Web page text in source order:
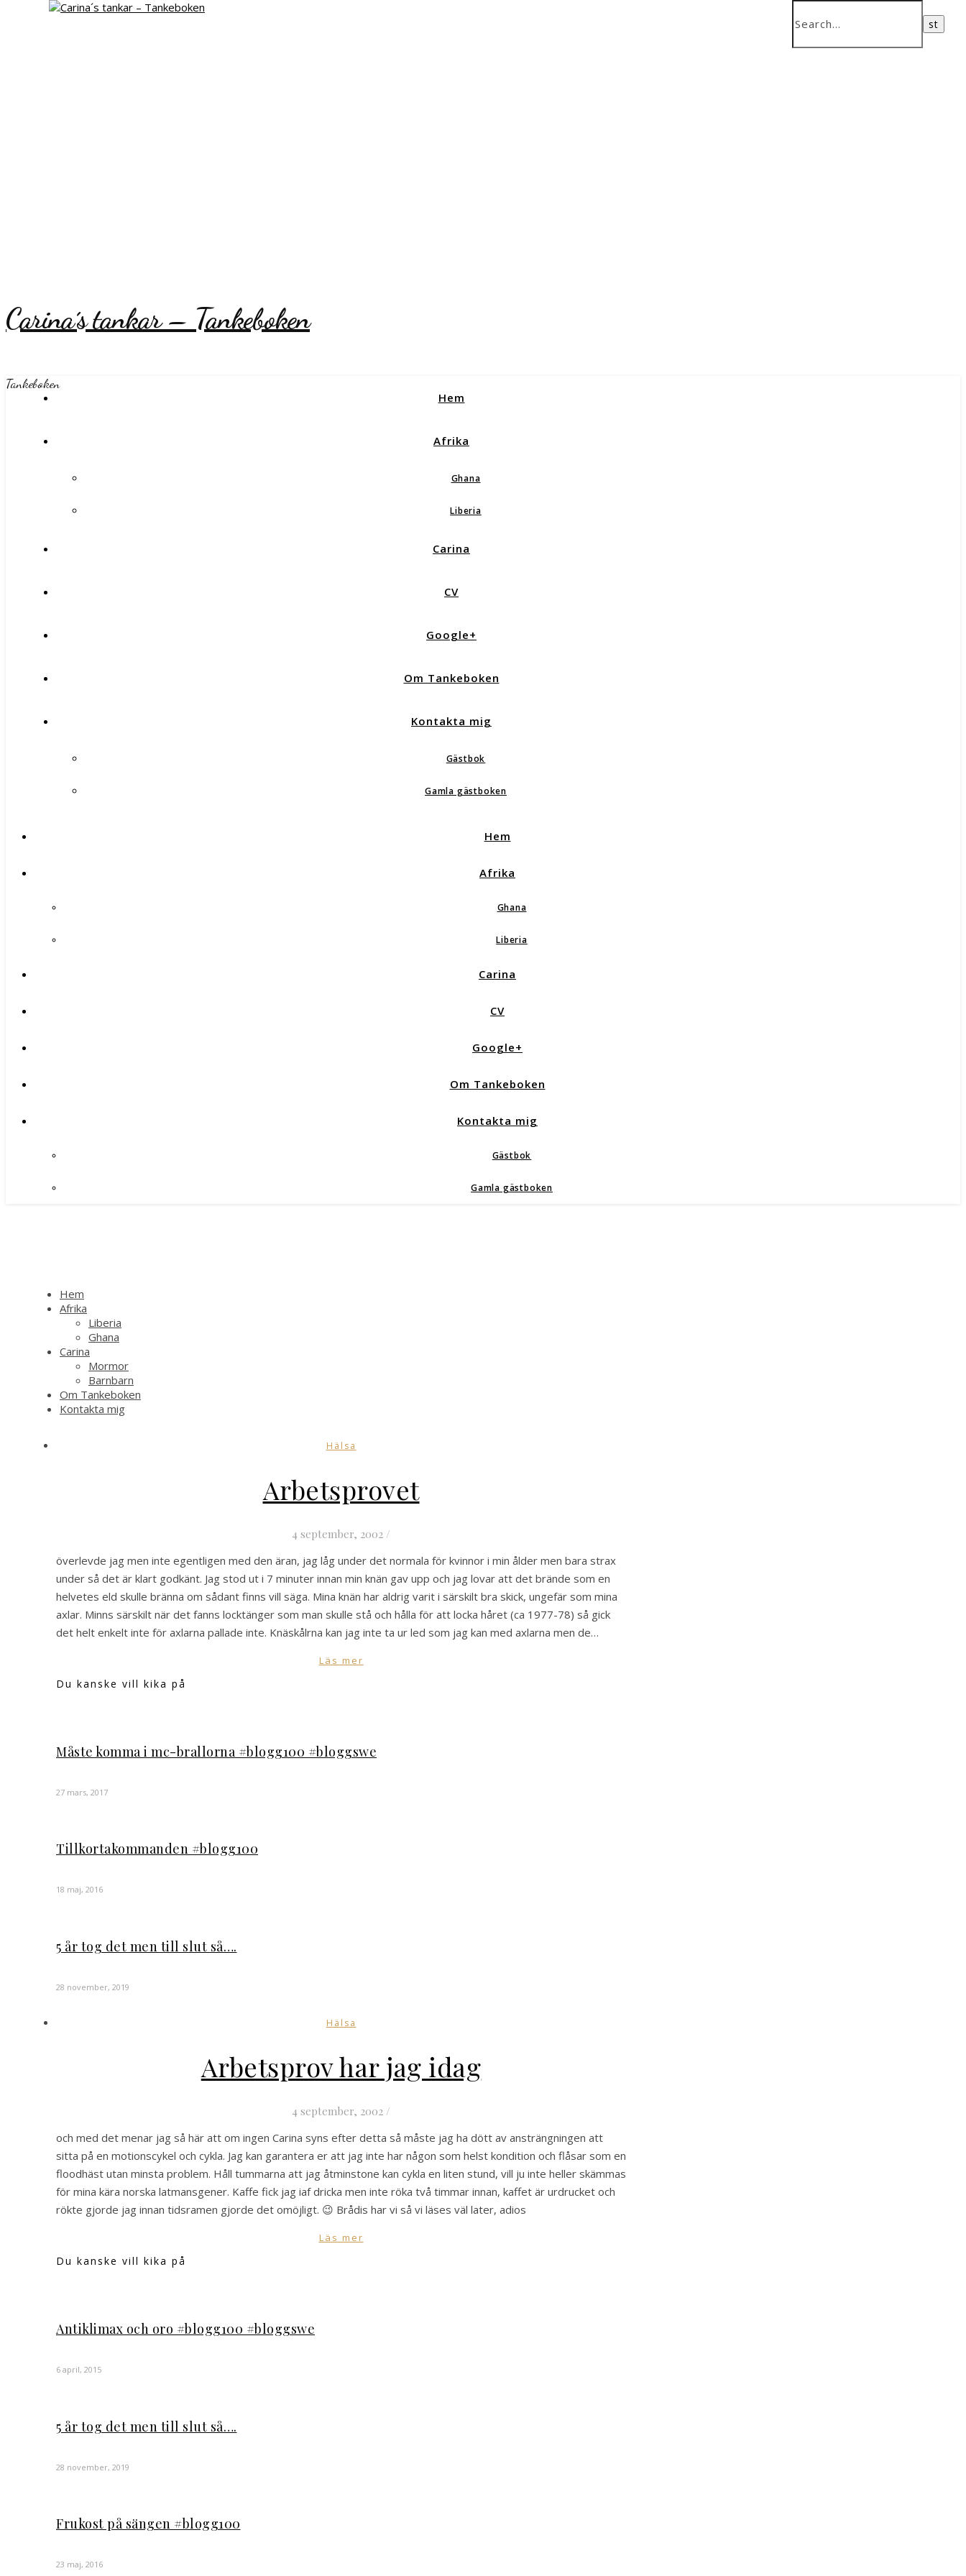
Carina´s tankar – Tankeboken
Tankeboken
Hem
Afrika
Ghana
Liberia
Carina
CV
Google+
Om Tankeboken
Kontakta mig
Gästbok
Gamla gästboken
Hem
Afrika
Ghana
Liberia
Carina
CV
Google+
Om Tankeboken
Kontakta mig
Gästbok
Gamla gästboken
Hem
Afrika
Liberia
Ghana
Carina
Mormor
Barnbarn
Om Tankeboken
Kontakta mig
Hälsa
Arbetsprovet
4 september, 2002 /
överlevde jag men inte egentligen med den äran, jag låg under det normala för kvinnor i min ålder men bara strax
under så det är klart godkänt. Jag stod ut i 7 minuter innan min knän gav upp och jag lovar att det brände som en
helvetes eld skulle bränna om sådant finns vill säga. Mina knän har aldrig varit i särskilt bra skick, ungefär som mina
axlar. Minns särskilt när det fanns locktänger som man skulle stå och hålla för att locka håret (ca 1977-78) så gick
det helt enkelt inte för axlarna pallade inte. Knäskålrna kan jag inte ta ur led som jag kan med axlarna men de…
Läs mer
Du kanske vill kika på
Måste komma i mc-brallorna #blogg100 #bloggswe
27 mars, 2017
Tillkortakommanden #blogg100
18 maj, 2016
5 år tog det men till slut så….
28 november, 2019
Hälsa
Arbetsprov har jag idag
4 september, 2002 /
och med det menar jag så här att om ingen Carina syns efter detta så måste jag ha dött av ansträngningen att
sitta på en motionscykel och cykla. Jag kan garantera er att jag inte har någon som helst kondition och flåsar som en
floodhäst utan minsta problem. Håll tummarna att jag åtminstone kan cykla en liten stund, vill ju inte heller skämmas
för mina kära norska latmansgener. Kaffe fick jag iaf dricka men inte röka två timmar innan, kaffet är urdrucket och
rökte gjorde jag innan tidsramen gjorde det omöjligt. 😉 Brådis har vi så vi läses väl later, adios
Läs mer
Du kanske vill kika på
Antiklimax och oro #blogg100 #bloggswe
6 april, 2015
5 år tog det men till slut så….
28 november, 2019
Frukost på sängen #blogg100
23 maj, 2016